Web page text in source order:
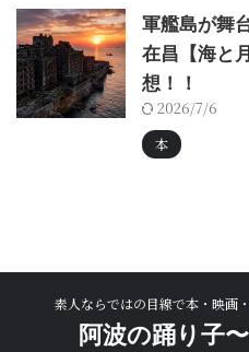
軍艦島が舞
在昌【海と
想！！
2026/7/6
本
素人ならではの目線で本・映画
阿波の踊り子